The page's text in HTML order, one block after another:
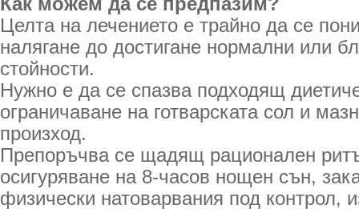
Целта на лечението е трайно да се
налягане до достигане нормални или
стойности.
Нужно е да се спазва подходящ
ограничаване на готварската сол и
произход.
Препоръчва се щадящ рационален
осигуряване на 8-часов нощен сън,
физически натоварвания под контрол,